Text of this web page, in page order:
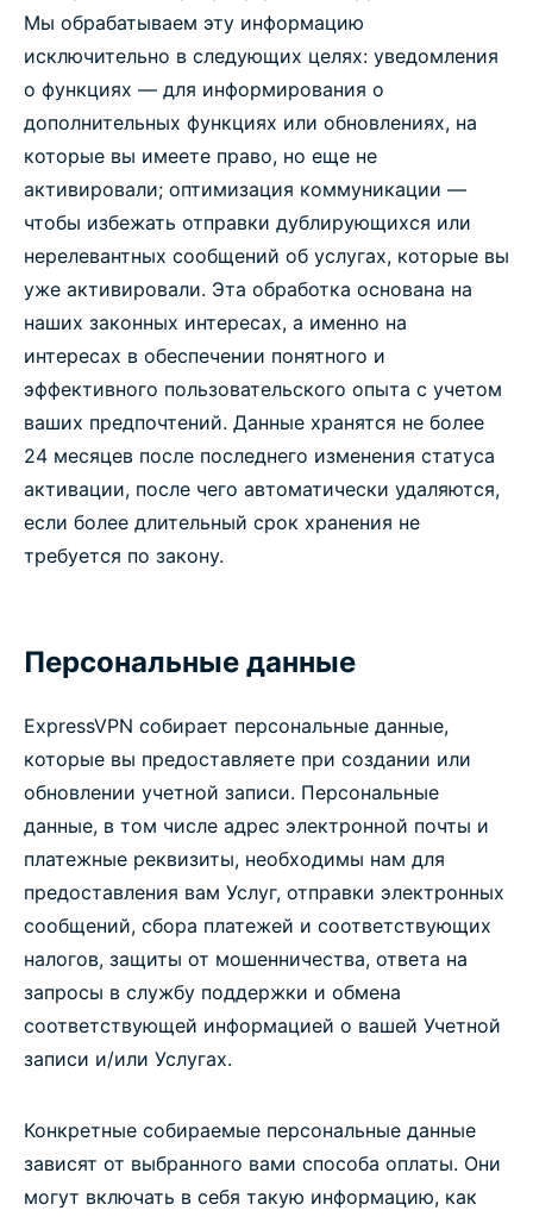
Мы обрабатываем эту информацию
исключительно в следующих целях: уведомления
о функциях — для информирования о
дополнительных функциях или обновлениях, на
которые вы имеете право, но еще не
активировали; оптимизация коммуникации —
чтобы избежать отправки дублирующихся или
нерелевантных сообщений об услугах, которые вы
уже активировали. Эта обработка основана на
наших законных интересах, а именно на
интересах в обеспечении понятного и
эффективного пользовательского опыта с учетом
ваших предпочтений. Данные хранятся не более
24 месяцев после последнего изменения статуса
активации, после чего автоматически удаляются,
если более длительный срок хранения не
требуется по закону.
Персональные данные
ExpressVPN собирает персональные данные,
которые вы предоставляете при создании или
обновлении учетной записи. Персональные
данные, в том числе адрес электронной почты и
платежные реквизиты, необходимы нам для
предоставления вам Услуг, отправки электронных
сообщений, сбора платежей и соответствующих
налогов, защиты от мошенничества, ответа на
запросы в службу поддержки и обмена
соответствующей информацией о вашей Учетной
записи и/или Услугах.
Конкретные собираемые персональные данные
зависят от выбранного вами способа оплаты. Они
могут включать в себя такую информацию, как